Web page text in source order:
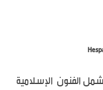
الفنون الإسلامية